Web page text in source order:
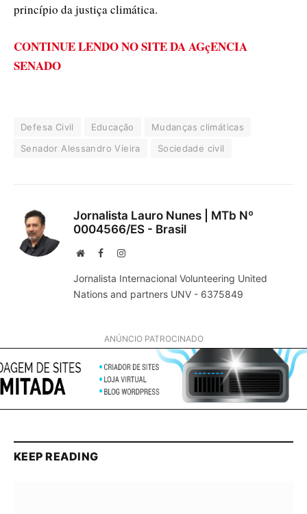
princípio da justiça climática.
CONTINUE LENDO NO SITE DA AGçENCIA
SENADO
Defesa Civil Educação
Mudanças climáticas
Senador Alessandro Vieira
Sociedade civil
Jornalista Lauro Nunes | MTb Nº
0004566/ES - Brasil
WebsiteFacebookInstagram
Jornalista Internacional Volunteering United
Nations and partners UNV - 6375849
ANÚNCIO PATROCINADO
KEEP READING